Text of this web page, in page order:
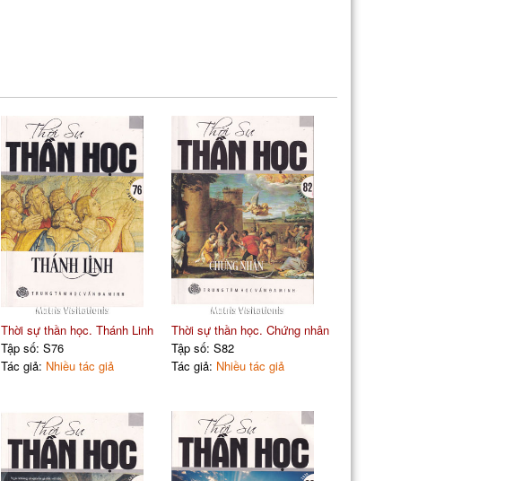
Thời sự thần học. Thánh Linh
Tập số: S76
Tác giả: Nhiều tác giả
Thời sự thần học. Chứng nhân
Tập số: S82
Tác giả: Nhiều tác giả